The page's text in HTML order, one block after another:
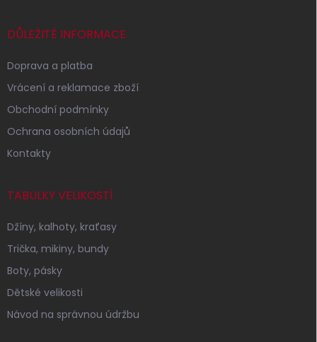
DŮLEŽITÉ INFORMACE
Doprava a platba
Vrácení a reklamace zboží
Obchodní podmínky
Ochrana osobních údajů
Kontakty
TABULKY VELIKOSTÍ
Džíny, kalhoty, kraťasy
Trička, mikiny, bundy
Boty, pásky
Dětské velikosti
Návod na správnou údržbu